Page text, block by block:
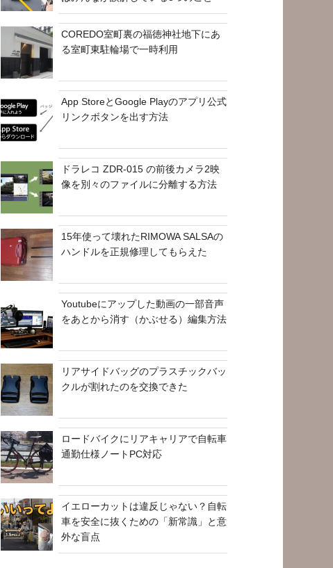
COREDO室町裏の福徳神社地下にあ
る室町東駐輪場で一時利用
App StoreとGoogle Playのアプリ公式
リンクボタンを出す方法
ドラレコ ZDR-015 の前後カメラ2映
像を別々のファイルに分離する方法
15年使って壊れたRIMOWA SALSAの
ハンドルを正規修理してもらえた
Youtubeにアップした動画の一部音声
をあとから消す（かぶせる）編集方法
リアサイドバッグのプラスチックバッ
クルが割れたのを交換できた
ロードバイクにリアキャリアで自転車
通勤仕様ノートPC対応
イエローカットは違反じゃない？自転
車を安全に抜くための「新常識」と意
外な盲点